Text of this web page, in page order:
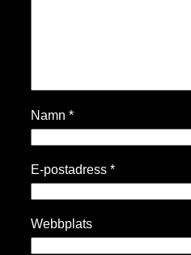
Namn *
E-postadress *
Webbplats